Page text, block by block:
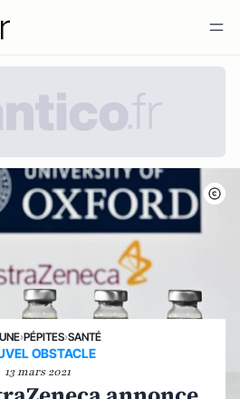
›PÉPITES›SANTÉ
OBSTACLE
13 mars 2021